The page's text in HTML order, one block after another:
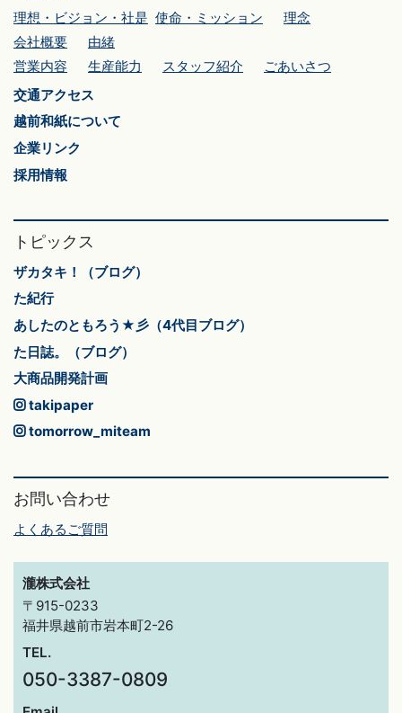
理想・ビジョン・社是 使命・ミッション
理念
会社概要
由緒
営業内容
生産能力 スタッフ紹介
ごあいさつ
交通アクセス
越前和紙について
企業リンク
採用情報
トピックス
ザカタキ！（ブログ）
た紀行
あしたのともろう★彡（4代目ブログ）
た日誌。（ブログ）
大商品開発計画
takipaper
tomorrow_miteam
お問い合わせ
よくあるご質問
瀧株式会社
〒915-0233
福井県越前市岩本町2-26
TEL.
050-3387-0809